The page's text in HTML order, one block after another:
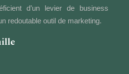
d’un levier de business
redoutable outil de marketing.